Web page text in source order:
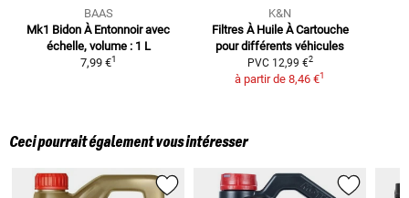
BAAS
Mk1 Bidon À Entonnoir avec
échelle, volume : 1 L
7,99 €1
K&N
Filtres À Huile À Cartouche
pour différents véhicules
PVC 12,99 €2
à partir de 8,46 €1
Ceci pourrait également vous intéresser